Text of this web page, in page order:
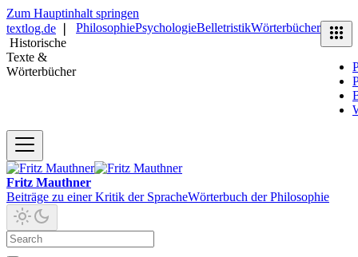
Zum Hauptinhalt springen
textlog.de
Historische
Texte &
Wörterbücher
PhilosophiePsychologieBelletristikWörterbücher
Fritz Mauthner
Beiträge zu einer Kritik der SpracheWörterbuch der Philosophie